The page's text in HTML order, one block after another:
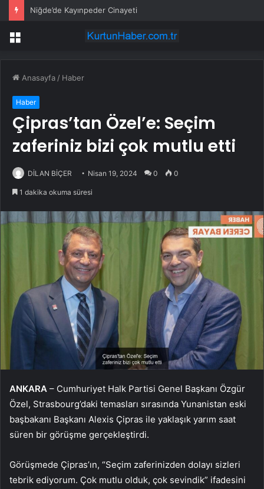
Niğde’de Kayınpeder Cinayeti
Menü
Anasayfa / Haber
Haber
Çipras’tan Özel’e: Seçim
zaferiniz bizi çok mutlu etti
DİLAN BİÇER Nisan 19, 2024 0 0
1 dakika okuma süresi
ANKARA – Cumhuriyet Halk Partisi Genel Başkanı Özgür
Özel, Strasbourg’daki temasları sırasında Yunanistan eski
başbakanı Başkanı Alexis Çipras ile yaklaşık yarım saat
süren bir görüşme gerçekleştirdi.
Görüşmede Çipras’ın, “Seçim zaferinizden dolayı sizleri
tebrik ediyorum. Çok mutlu olduk, çok sevindik” ifadesini